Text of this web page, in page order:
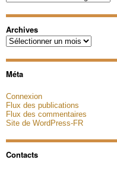
Archives
Archives
Méta
Connexion
Flux des publications
Flux des commentaires
Site de WordPress-FR
Contacts